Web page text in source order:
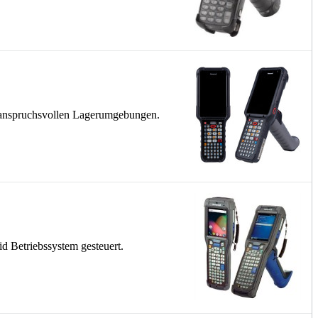
Lagerumgebungen.
Betriebssystem gesteuert.